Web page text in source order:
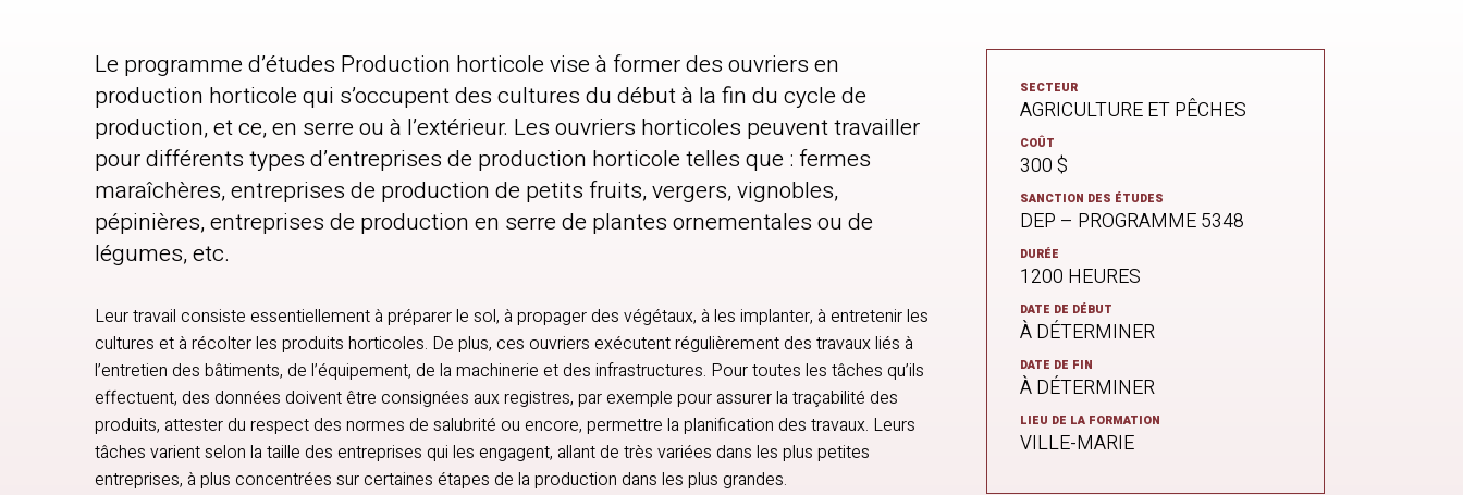
Le programme d’études Production horticole vise à former des ouvriers en
production horticole qui s’occupent des cultures du début à la fin du cycle de
production, et ce, en serre ou à l’extérieur. Les ouvriers horticoles peuvent travailler
pour différents types d’entreprises de production horticole telles que : fermes
maraîchères, entreprises de production de petits fruits, vergers, vignobles,
pépinières, entreprises de production en serre de plantes ornementales ou de
légumes, etc.
Leur travail consiste essentiellement à préparer le sol, à propager des végétaux, à les implanter, à entretenir les
cultures et à récolter les produits horticoles. De plus, ces ouvriers exécutent régulièrement des travaux liés à
l’entretien des bâtiments, de l’équipement, de la machinerie et des infrastructures. Pour toutes les tâches qu’ils
effectuent, des données doivent être consignées aux registres, par exemple pour assurer la traçabilité des
produits, attester du respect des normes de salubrité ou encore, permettre la planification des travaux. Leurs
tâches varient selon la taille des entreprises qui les engagent, allant de très variées dans les plus petites
entreprises, à plus concentrées sur certaines étapes de la production dans les plus grandes.
SECTEUR
AGRICULTURE ET PÊCHES
COÛT
300 $
SANCTION DES ÉTUDES
DEP – PROGRAMME 5348
DURÉE
1200 HEURES
DATE DE DÉBUT
À DÉTERMINER
DATE DE FIN
À DÉTERMINER
LIEU DE LA FORMATION
VILLE-MARIE